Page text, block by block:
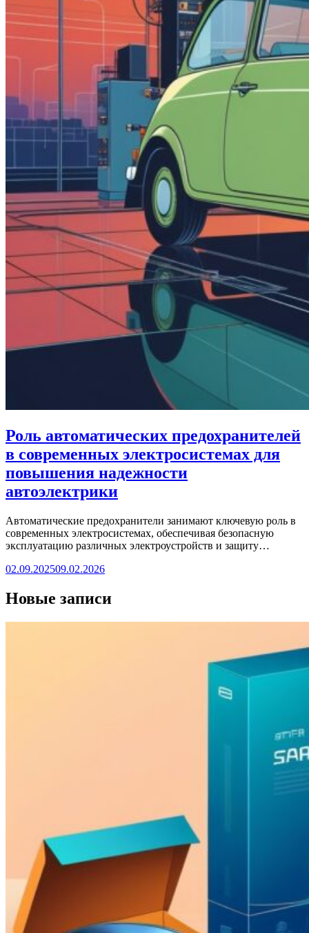
Роль автоматических предохранителей
в современных электросистемах для
повышения надежности
автоэлектрики
Автоматические предохранители занимают ключевую роль в
современных электросистемах, обеспечивая безопасную
эксплуатацию различных электроустройств и защиту…
02.09.202509.02.2026
Новые записи